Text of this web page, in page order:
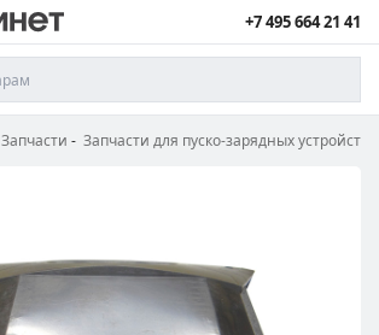
+7 495 664 21 41
Запчасти Запчасти для пуско-зарядных устройств